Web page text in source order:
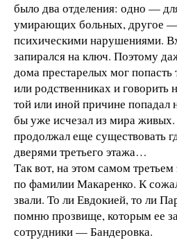
было два отделения: одно —
умирающих больных, другое
психическими нарушениями.
запирался на ключ. Поэтому
дома престарелых мог
или родственниках и говорить
той или иной причине попадал
бы уже исчезал из мира
продолжал еще существовать
дверями третьего этажа…
Так вот, на этом самом
по фамилии Макаренко. К
звали. То ли Евдокией, то ли
помню прозвище, которым ее за
сотрудники — Бандеровка.